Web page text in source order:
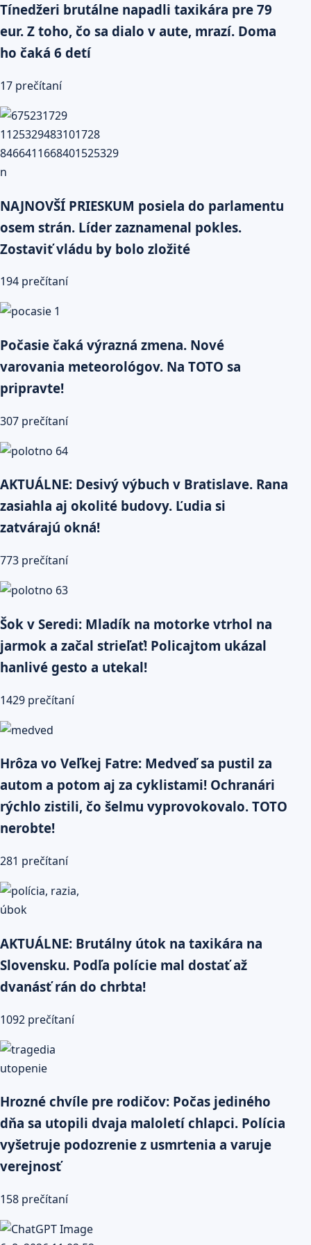
Tínedžeri brutálne napadli taxikára pre 79
eur. Z toho, čo sa dialo v aute, mrazí. Doma
ho čaká 6 detí
17 prečítaní
NAJNOVŠÍ PRIESKUM posiela do parlamentu
osem strán. Líder zaznamenal pokles.
Zostaviť vládu by bolo zložité
194 prečítaní
Počasie čaká výrazná zmena. Nové
varovania meteorológov. Na TOTO sa
pripravte!
307 prečítaní
AKTUÁLNE: Desivý výbuch v Bratislave. Rana
zasiahla aj okolité budovy. Ľudia si
zatvárajú okná!
773 prečítaní
Šok v Seredi: Mladík na motorke vtrhol na
jarmok a začal strieľať! Policajtom ukázal
hanlivé gesto a utekal!
1429 prečítaní
Hrôza vo Veľkej Fatre: Medveď sa pustil za
autom a potom aj za cyklistami! Ochranári
rýchlo zistili, čo šelmu vyprovokovalo. TOTO
nerobte!
281 prečítaní
AKTUÁLNE: Brutálny útok na taxikára na
Slovensku. Podľa polície mal dostať až
dvanásť rán do chrbta!
1092 prečítaní
Hrozné chvíle pre rodičov: Počas jediného
dňa sa utopili dvaja maloletí chlapci. Polícia
vyšetruje podozrenie z usmrtenia a varuje
verejnosť
158 prečítaní